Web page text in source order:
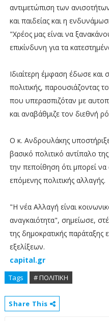
αντιμετώπιση των
και παιδείας και η
"Χρέος μας είναι να
επικίνδυνη για τα
Ιδιαίτερη έμφαση έδωσε και
πολιτικής, παρουσιάζοντας
που υπερασπιζόταν με
και αναβάθμιζε τον διεθνή
Ο κ. Ανδρουλάκης
βασικό πολιτικό αντίπαλο
την πεποίθηση ότι μπορεί
επόμενης πολιτικής αλλαγής.
"Η νέα Αλλαγή είναι
αναγκαιότητα", σημείωσε,
της δημοκρατικής
εξελίξεων.
capital.gr
Tags # ΠΟΛΙΤΙΚΗ
Share This